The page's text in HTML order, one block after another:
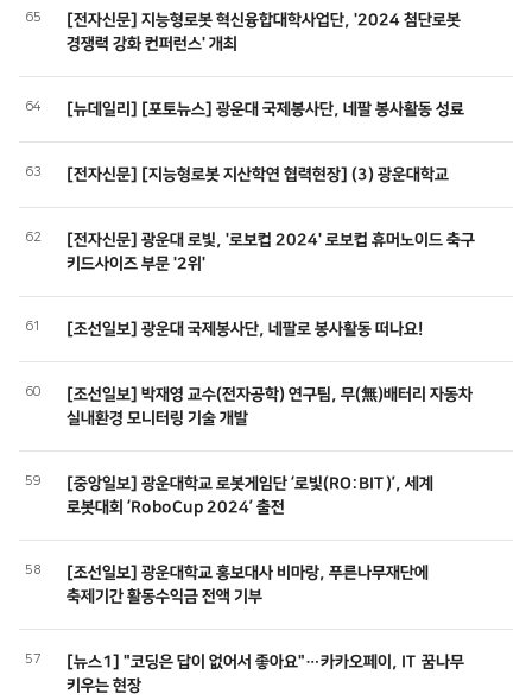
65
[전자신문] 지능형로봇 혁신융합대학사업단, '2024 첨단로봇
경쟁력 강화 컨퍼런스' 개최
64 [뉴데일리] [포토뉴스] 광운대 국제봉사단, 네팔 봉사활동 성료
63 [전자신문] [지능형로봇 지산학연 협력현장] (3) 광운대학교
62
[전자신문] 광운대 로빛, '로보컵 2024' 로보컵 휴머노이드 축구
키드사이즈 부문 '2위'
61 [조선일보] 광운대 국제봉사단, 네팔로 봉사활동 떠나요!
60
[조선일보] 박재영 교수(전자공학) 연구팀, 무(無)배터리 자동차
실내환경 모니터링 기술 개발
59
[중앙일보] 광운대학교 로봇게임단 ‘로빛(RO:BIT)’, 세계
로봇대회 ‘RoboCup 2024’ 출전
58
[조선일보] 광운대학교 홍보대사 비마랑, 푸른나무재단에
축제기간 활동수익금 전액 기부
57
[뉴스1] "코딩은 답이 없어서 좋아요"…카카오페이, IT 꿈나무
키우는 현장